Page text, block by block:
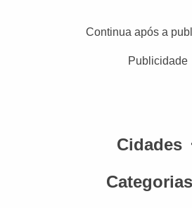
Continua após a
Publicidade
Cidades
Categorias